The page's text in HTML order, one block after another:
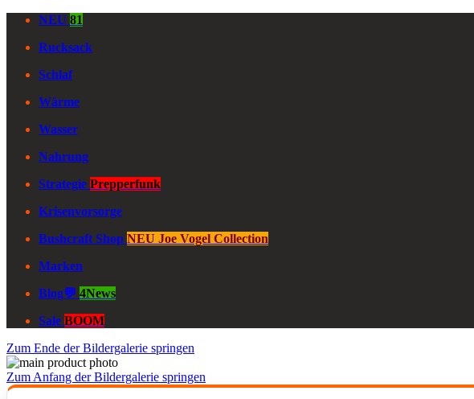
NEU 81
Rucksack
Schlaf
Wärme
Wasser
Nahrung
Strategie Prepperfunk
Krisenvorsorge
Bushcraft Shop NEU Joe Vogel Collection
Marken
Blog💬 4News
Sale BOOM
Zum Ende der Bildergalerie springen
Zum Anfang der Bildergalerie springen